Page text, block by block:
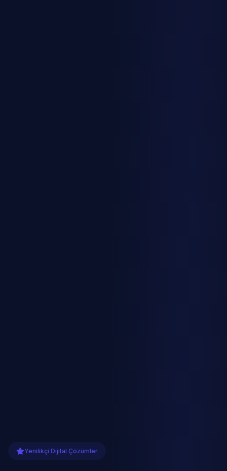
Yenilikçi Dijital Çözümler